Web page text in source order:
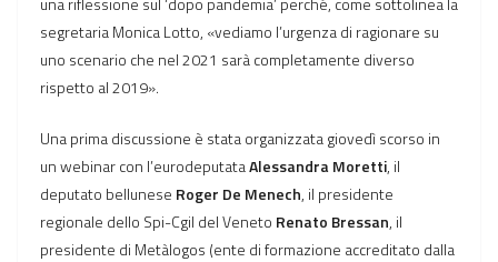
segretaria Monica Lotto, «vediamo l’urgenza di ragionare su
uno scenario che nel 2021 sarà completamente diverso
rispetto al 2019».
Una prima discussione è stata organizzata giovedì scorso in
un webinar con l’eurodeputataAlessandra Moretti, il
deputato bellunese Roger De Menech, il presidente
regionale dello Spi-Cgil del Veneto Renato Bressan, il
presidente di Metàlogos (ente di formazione accreditato dalla